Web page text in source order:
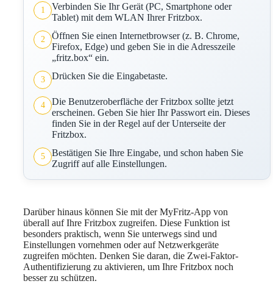
1
Verbinden Sie Ihr Gerät (PC, Smartphone oder
Tablet) mit dem WLAN Ihrer Fritzbox.
2
Öffnen Sie einen Internetbrowser (z. B. Chrome,
Firefox, Edge) und geben Sie in die Adresszeile
„fritz.box“ ein.
3 Drücken Sie die Eingabetaste.
4
Die Benutzeroberfläche der Fritzbox sollte jetzt
erscheinen. Geben Sie hier Ihr Passwort ein. Dieses
finden Sie in der Regel auf der Unterseite der
Fritzbox.
5
Bestätigen Sie Ihre Eingabe, und schon haben Sie
Zugriff auf alle Einstellungen.
Darüber hinaus können Sie mit der MyFritz-App von
überall auf Ihre Fritzbox zugreifen. Diese Funktion ist
besonders praktisch, wenn Sie unterwegs sind und
Einstellungen vornehmen oder auf Netzwerkgeräte
zugreifen möchten. Denken Sie daran, die Zwei-Faktor-
Authentifizierung zu aktivieren, um Ihre Fritzbox noch
besser zu schützen.